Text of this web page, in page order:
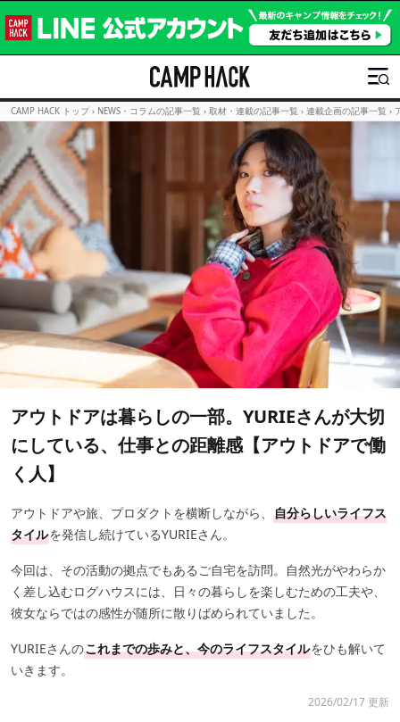
CAMP HACK トップ › NEWS・コラムの記事一覧 › 取材・連載の記事一覧 › 連載企画の記事一覧 ›
アウトドアは暮らしの一部。YURIEさんが大切
にしている、仕事との距離感【アウトドアで働
く人】
アウトドアや旅、プロダクトを横断しながら、 自分らしいライフス
タイルを発信し続けているYURIEさん。
今回は、その活動の拠点でもあるご自宅を訪問。自然光がやわらか
く差し込むログハウスには、日々の暮らしを楽しむための工夫や、
彼女ならではの感性が随所に散りばめられていました。
YURIEさんのこれまでの歩みと、今のライフスタイルをひも解いて
いきます。
2026/02/17 更新